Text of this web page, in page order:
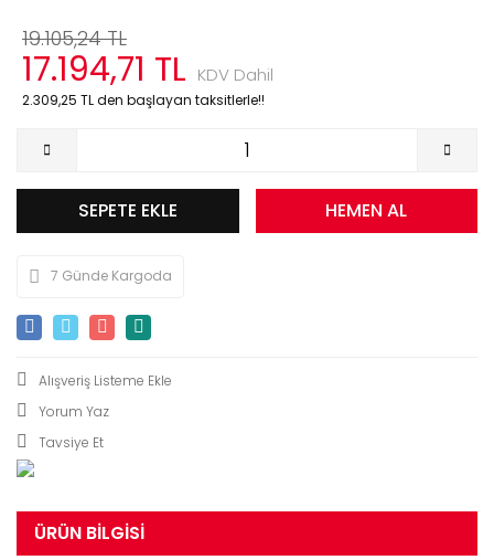
19.105,24 TL
17.194,71 TL KDV Dahil
2.309,25 TL den başlayan taksitlerle!!
SEPETE EKLE HEMEN AL
7 Günde Kargoda
Yorum Yaz
Tavsiye Et
ÜRÜN BILGISI